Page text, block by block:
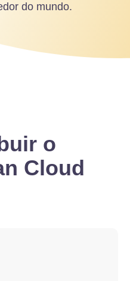
do mundo.
o
Cloud